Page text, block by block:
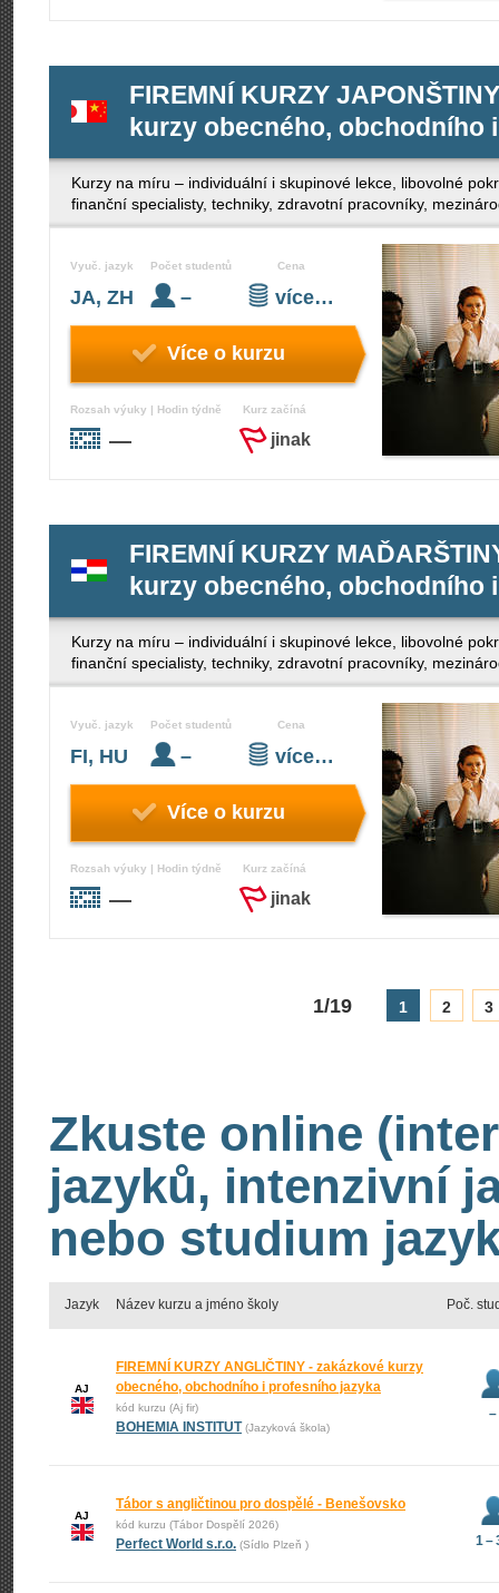
FIREMNÍ KURZY
kurzy obecného, obchodního
Kurzy na míru – individuální i skupinové lekce, libovolné
finanční specialisty, techniky, zdravotní pracovníky,
Vyuč. jazyk
JA, ZH
Počet studentů
–
Cena
více…
Více o kurzu
Rozsah výuky | Hodin týdně
—
Kurz začíná
jinak
FIREMNÍ KURZY
kurzy obecného, obchodního
Kurzy na míru – individuální i skupinové lekce, libovolné
finanční specialisty, techniky, zdravotní pracovníky,
Vyuč. jazyk
FI, HU
Počet studentů
–
Cena
více…
Více o kurzu
Rozsah výuky | Hodin týdně
—
Kurz začíná
jinak
1/19 1 2 3
Zkuste online
jazyků, intenzivní
nebo studium
Jazyk Název kurzu a jméno školy Poč.
AJ
FIREMNÍ KURZY ANGLIČTINY - zakázkové kurzy
obecného, obchodního i profesního jazyka
kód kurzu (Aj fir)
BOHEMIA INSTITUT (Jazyková škola)
–
AJ
Tábor s angličtinou pro dospělé - Benešovsko
kód kurzu (Tábor Dospělí 2026)
Perfect World s.r.o. (Sídlo Plzeň ) 1 –